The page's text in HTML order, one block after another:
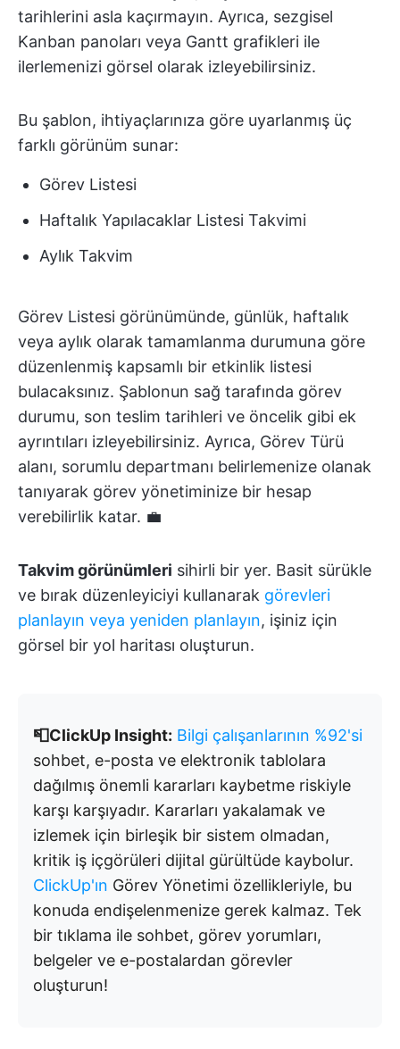
tarihlerini asla kaçırmayın. Ayrıca, sezgisel
Kanban panoları veya Gantt grafikleri ile
ilerlemenizi görsel olarak izleyebilirsiniz.
Bu şablon, ihtiyaçlarınıza göre uyarlanmış üç
farklı görünüm sunar:
Görev Listesi
Haftalık Yapılacaklar Listesi Takvimi
Aylık Takvim
Görev Listesi görünümünde, günlük, haftalık
veya aylık olarak tamamlanma durumuna göre
düzenlenmiş kapsamlı bir etkinlik listesi
bulacaksınız. Şablonun sağ tarafında görev
durumu, son teslim tarihleri ve öncelik gibi ek
ayrıntıları izleyebilirsiniz. Ayrıca, Görev Türü
alanı, sorumlu departmanı belirlemenize olanak
tanıyarak görev yönetiminize bir hesap
verebilirlik katar. 💼
Takvim görünümleri sihirli bir yer. Basit sürükle
ve bırak düzenleyiciyi kullanarak görevleri
planlayın veya yeniden planlayın, işiniz için
görsel bir yol haritası oluşturun.
📮ClickUp Insight: Bilgi çalışanlarının %92'si
sohbet, e-posta ve elektronik tablolara
dağılmış önemli kararları kaybetme riskiyle
karşı karşıyadır. Kararları yakalamak ve
izlemek için birleşik bir sistem olmadan,
kritik iş içgörüleri dijital gürültüde kaybolur.
ClickUp'ın Görev Yönetimi özellikleriyle, bu
konuda endişelenmenize gerek kalmaz. Tek
bir tıklama ile sohbet, görev yorumları,
belgeler ve e-postalardan görevler
oluşturun!